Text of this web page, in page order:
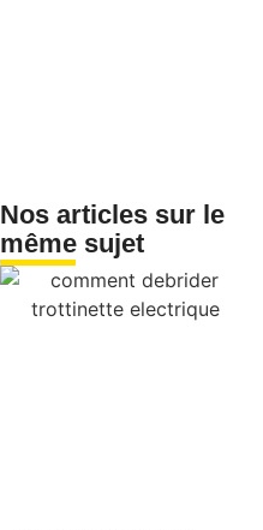
Nos articles sur le
même sujet